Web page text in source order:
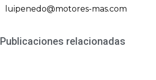
luipenedo@motores-mas.com
Publicaciones relacionadas